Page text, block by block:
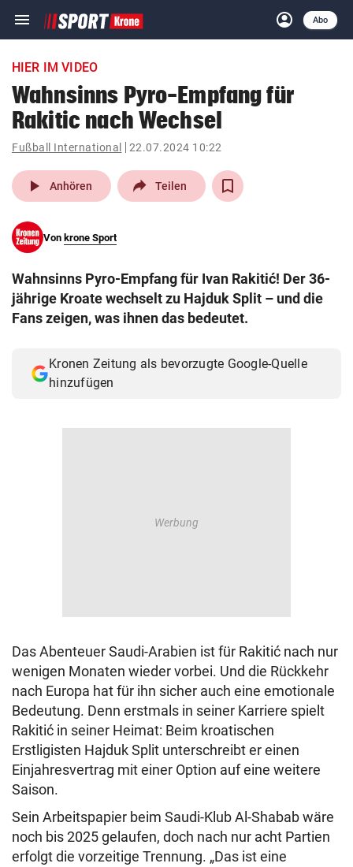
menu Navigation
ein-/ausklappen
account_circle
Anmelden
Abo
close Schließen
account_circle Anmelden
pin_drop
Wien arrow_right
search
eingeben
© Krone Multimedia GmbH & Co KG 2026
Muthgasse 2, 1190 Wien
HIER IM VIDEO
Wahnsinns Pyro-Empfang für
Rakitic nach Wechsel
Fußball International 22.07.2024 10:22
play_arrow Anhören Teilen
Von krone Sport
Wahnsinns Pyro-Empfang für Ivan Rakitić! Der 36-
jährige Kroate wechselt zu Hajduk Split – und die
Fans zeigen, was ihnen das bedeutet.
Kronen Zeitung als bevorzugte Google-Quelle
hinzufügen
Das Abenteuer Saudi-Arabien ist für Rakitić nach nur
wenigen Monaten wieder vorbei. Und die Rückkehr
nach Europa hat für ihn sicher auch eine emotionale
Bedeutung. Denn erstmals in seiner Karriere spielt
Rakitić in seiner Heimat: Beim kroatischen
Erstligisten Hajduk Split unterschreibt er einen
Einjahresvertrag mit einer Option auf eine weitere
Saison.
Sein Arbeitspapier beim Saudi-Klub Al-Shabab wäre
noch bis 2025 gelaufen, doch nach nur acht Partien
erfolgt die vorzeitige Trennung. „Das ist eine